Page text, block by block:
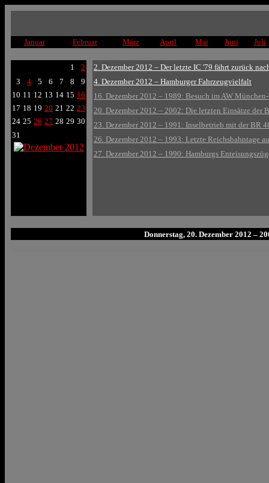
Januar Februar März April Mai Juni Juli
1
2
3
4 5 6 7 8
9
10 11 12 13 14 15 16
17 18 19 20 21 22 23
24 25 26 27 28 29 30
31
2. Dezember 2012 – Der letzte IC '79 fährt zurück
4. Dezember 2012 – Hamburger Fahrzeugvielfalt
16. Dezember 2012 – 1989: Besuch im AW
20. Dezember 2012 – 2002: Die letzten Einsätze der
23. Dezember 2012 – 1991: Inselbetrieb mit der BR
26. Dezember 2012 – 1993: Letzte Reichsbahntage
27. Dezember 2012 – 1990: Hamburgs
Donnerstag, 20. Dezember 2012 –